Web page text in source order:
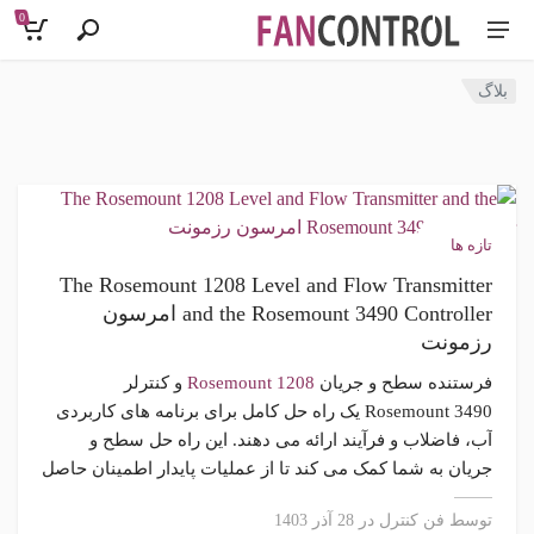
0
بلاگ
تازه ها
The Rosemount 1208 Level and Flow Transmitter
and the Rosemount 3490 Controller امرسون
رزمونت
توسط فن کنترل در 28 آذر 1403
فرستنده سطح و جریان Rosemount 1208 و کنترلر
Rosemount 3490 یک راه حل کامل برای برنامه های کاربردی
آب، فاضلاب و فرآیند ارائه می دهند. این راه حل سطح و
جریان به شما کمک می کند تا از عملیات پایدار اطمینان حاصل
کنید، با مقررات و الزامات قانونی مطابقت داشته باشید، با
کاهش هزینه های عملیاتی، کارایی در فرآیندهای آب را بهبود